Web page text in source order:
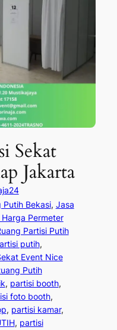
Sekat
Jakarta
Putih Bekasi, Jasa
Permeter
Partisi Putih
putih
Event Nice
Putih
, partisi booth
foto booth
, partisi kamar
, partisi